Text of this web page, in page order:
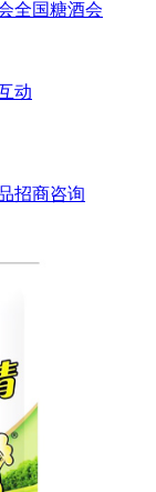
全国糖酒会
动
招商咨询